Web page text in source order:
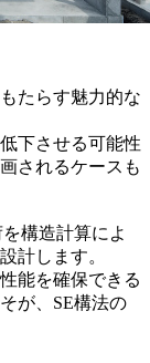
たらす魅力的な
下させる可能性
されるケースも
構造計算によ
計します。
能を確保できる
が、SE構法の